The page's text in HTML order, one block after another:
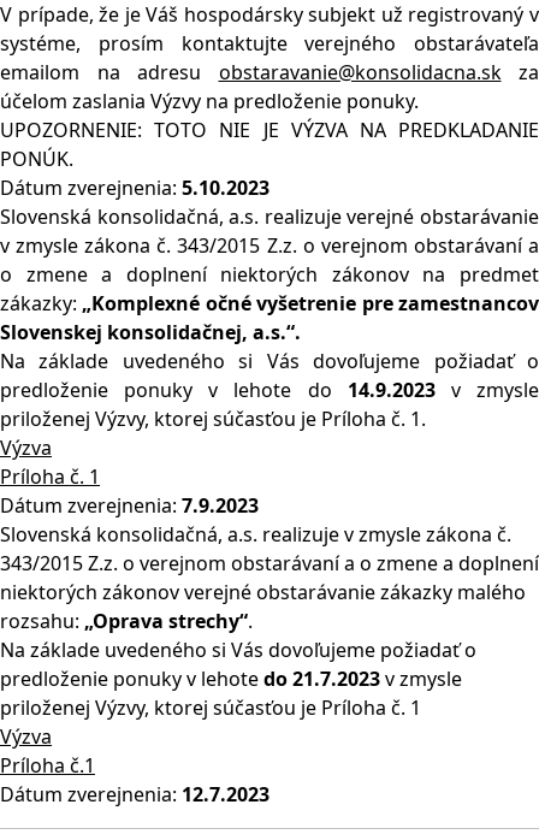
V prípade, že je Váš hospodársky subjekt už registrovaný v
systéme, prosím kontaktujte verejného obstarávateľa
emailom na adresu obstaravanie@konsolidacna.skza
účelom zaslania Výzvy na predloženie ponuky.
UPOZORNENIE: TOTO NIE JE VÝZVA NA PREDKLADANIE
PONÚK.
Dátum zverejnenia: 5.10.2023
Slovenská konsolidačná, a.s. realizuje verejné obstarávanie
v zmysle zákona č. 343/2015 Z.z. o verejnom obstarávaní a
o zmene a doplnení niektorých zákonov na predmet
zákazky: „Komplexné očné vyšetrenie pre zamestnancov
Slovenskej konsolidačnej, a.s.“.
Na základe uvedeného si Vás dovoľujeme požiadať o
predloženie ponuky v lehote do 14.9.2023 v zmysle
priloženej Výzvy, ktorej súčasťou je Príloha č. 1.
Výzva
Príloha č. 1
Dátum zverejnenia: 7.9.2023
Slovenská konsolidačná, a.s. realizuje v zmysle zákona č.
343/2015 Z.z. o verejnom obstarávaní a o zmene a doplnení
niektorých zákonov verejné obstarávanie zákazky malého
rozsahu: „Oprava strechy“.
Na základe uvedeného si Vás dovoľujeme požiadať o
predloženie ponuky v lehotedo 21.7.2023v zmysle
priloženej Výzvy, ktorej súčasťou je Príloha č. 1
Výzva
Príloha č.1
Dátum zverejnenia: 12.7.2023